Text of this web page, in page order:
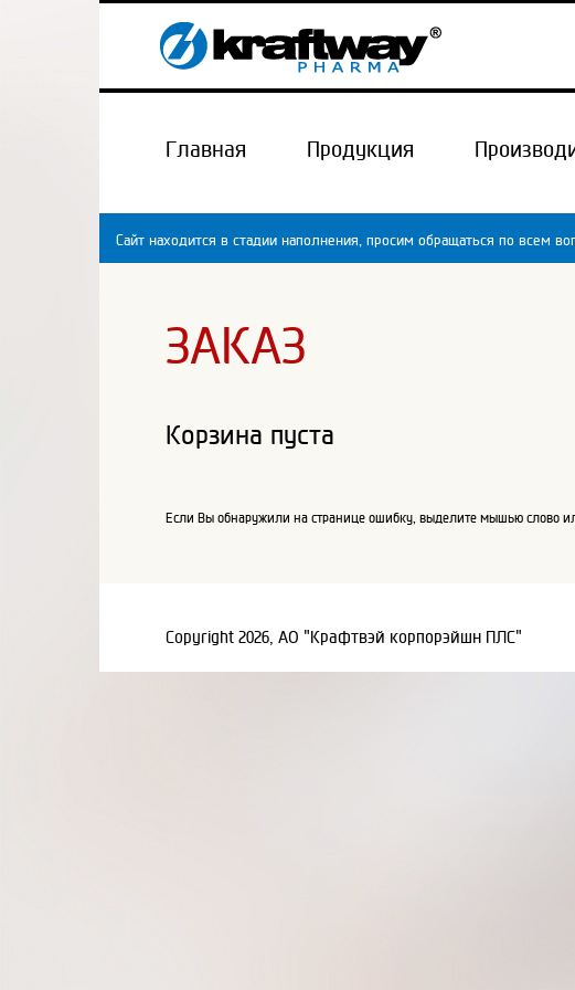
Главная Продукция
Сайт находится в стадии наполнения, просим обращаться по всем
ЗАКАЗ
Корзина пуста
Если Вы обнаружили на странице ошибку, выделите мышью слово
Copyright 2026, АО "Крафтвэй корпорэйшн ПЛС"